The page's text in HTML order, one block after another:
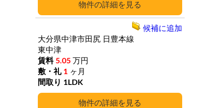
詳細
詳細
大分県中津市田尻 日豊本線
東中津
5.05 万円
1 ヶ月
1LDK
候補に追加